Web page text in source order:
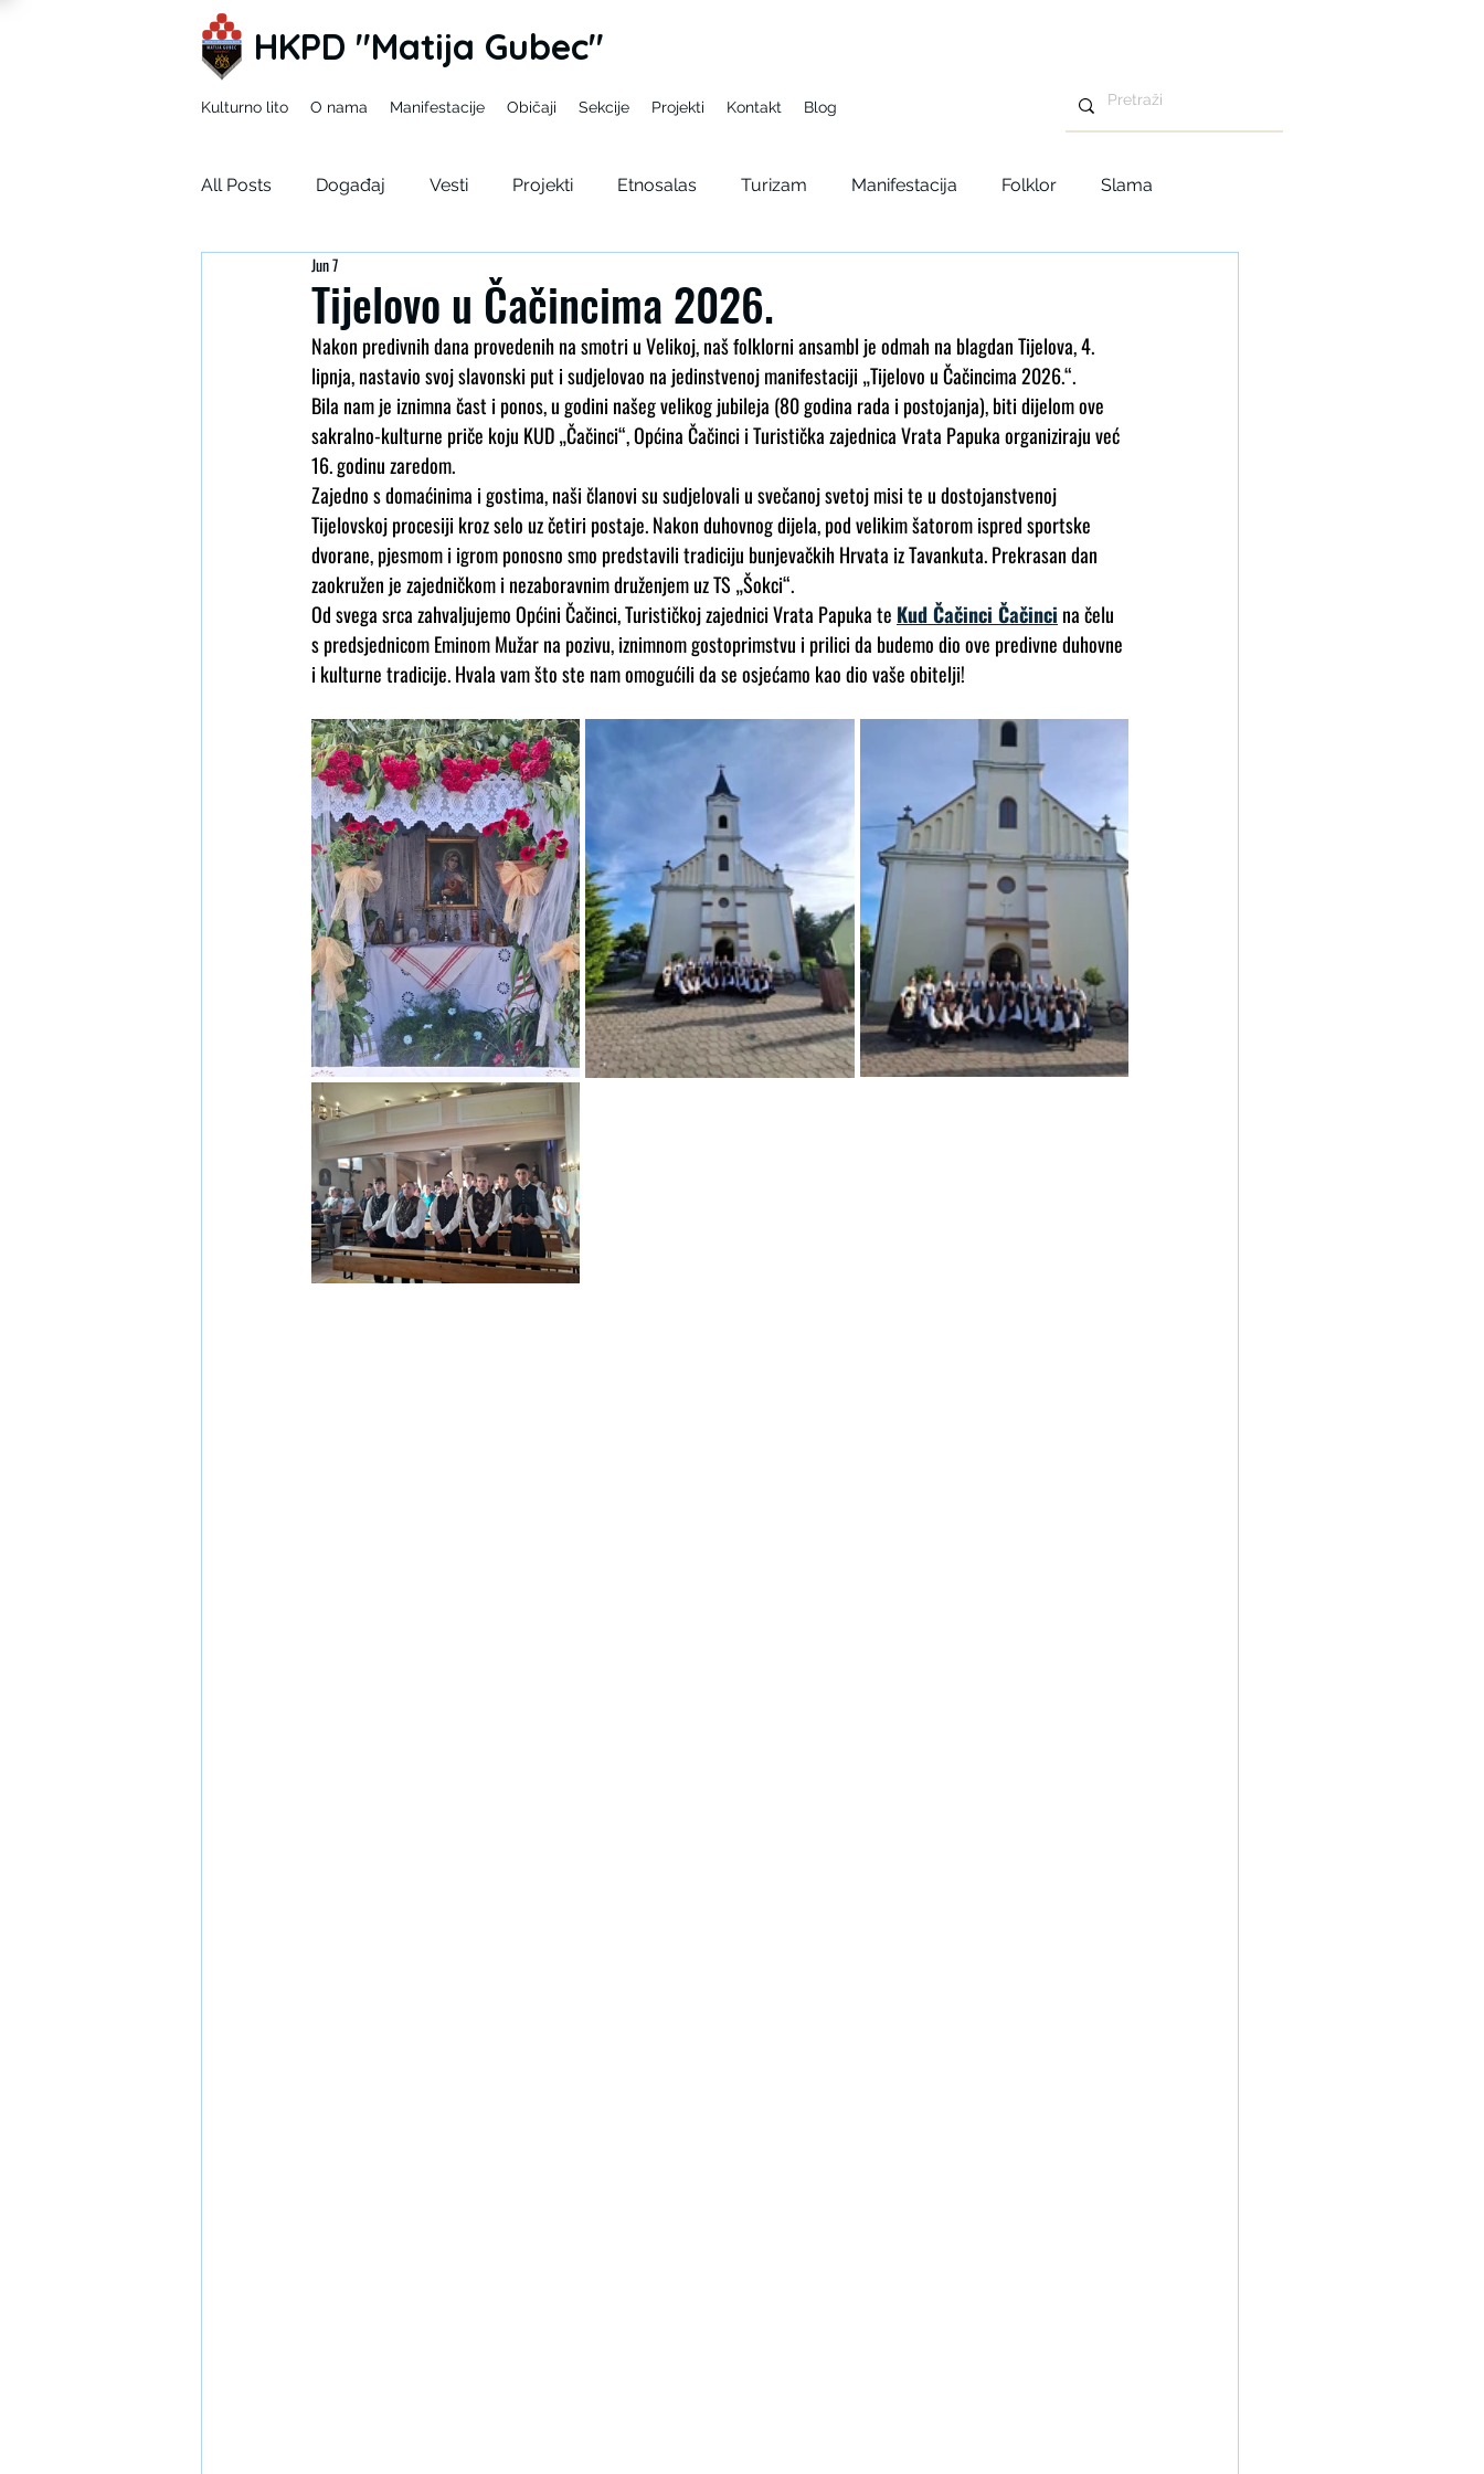
HKPD "Matija Gubec"
Kulturno lito O nama Manifestacije Običaji Sekcije Projekti Kontakt Blog
All Posts Događaj Vesti Projekti Etnosalas Turizam Manifestacija Folklor Slama
Mladi zEKO Ja u tuđim cipelama
SDUH
Tijelovo u Čačincima 2026.
Jun 7
Nakon predivnih dana provedenih na smotri u Velikoj, naš folklorni ansambl je odmah na blagdan Tijelova, 4.
lipnja, nastavio svoj slavonski put i sudjelovao na jedinstvenoj manifestaciji „Tijelovo u Čačincima 2026.“.
Bila nam je iznimna čast i ponos, u godini našeg velikog jubileja (80 godina rada i postojanja), biti dijelom ove
sakralno-kulturne priče koju KUD „Čačinci“, Općina Čačinci i Turistička zajednica Vrata Papuka organiziraju već
16. godinu zaredom.
Zajedno s domaćinima i gostima, naši članovi su sudjelovali u svečanoj svetoj misi te u dostojanstvenoj
Tijelovskoj procesiji kroz selo uz četiri postaje. Nakon duhovnog dijela, pod velikim šatorom ispred sportske
dvorane, pjesmom i igrom ponosno smo predstavili tradiciju bunjevačkih Hrvata iz Tavankuta. Prekrasan dan
zaokružen je zajedničkom i nezaboravnim druženjem uz TS „Šokci“.
Od svega srca zahvaljujemo Općini Čačinci, Turističkoj zajednici Vrata Papuka te Kud Čačinci Čačinci na čelu
s predsjednicom Eminom Mužar na pozivu, iznimnom gostoprimstvu i prilici da budemo dio ove predivne duhovne
i kulturne tradicije. Hvala vam što ste nam omogućili da se osjećamo kao dio vaše obitelji!